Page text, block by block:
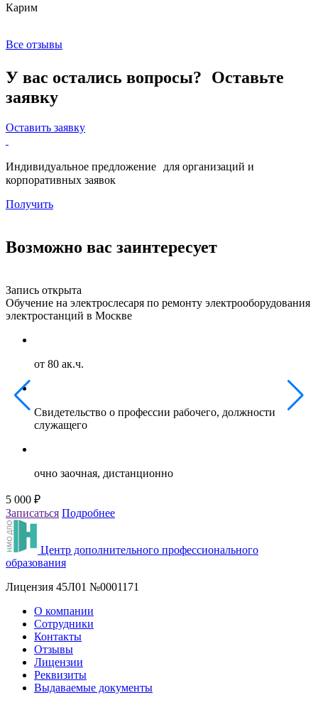
Карим
Все отзывы
У вас остались вопросы? Оставьте
заявку
Оставить заявку
Индивидуальное предложение для организаций и
корпоративных заявок
Получить
Возможно вас заинтересует
Запись открыта
Обучение на электрослесаря по ремонту электрооборудования
электростанций в Москве
от 80 ак.ч.
Свидетельство о профессии рабочего, должности
служащего
очно заочная, дистанционно
5 000 ₽
Записаться Подробнее
Центр дополнительного профессионального
образования
Лицензия 45Л01 №0001171
О компании
Сотрудники
Контакты
Отзывы
Лицензии
Реквизиты
Выдаваемые документы